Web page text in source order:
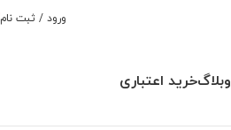
ورود / ثبت نام
وبلاگخرید اعتباری